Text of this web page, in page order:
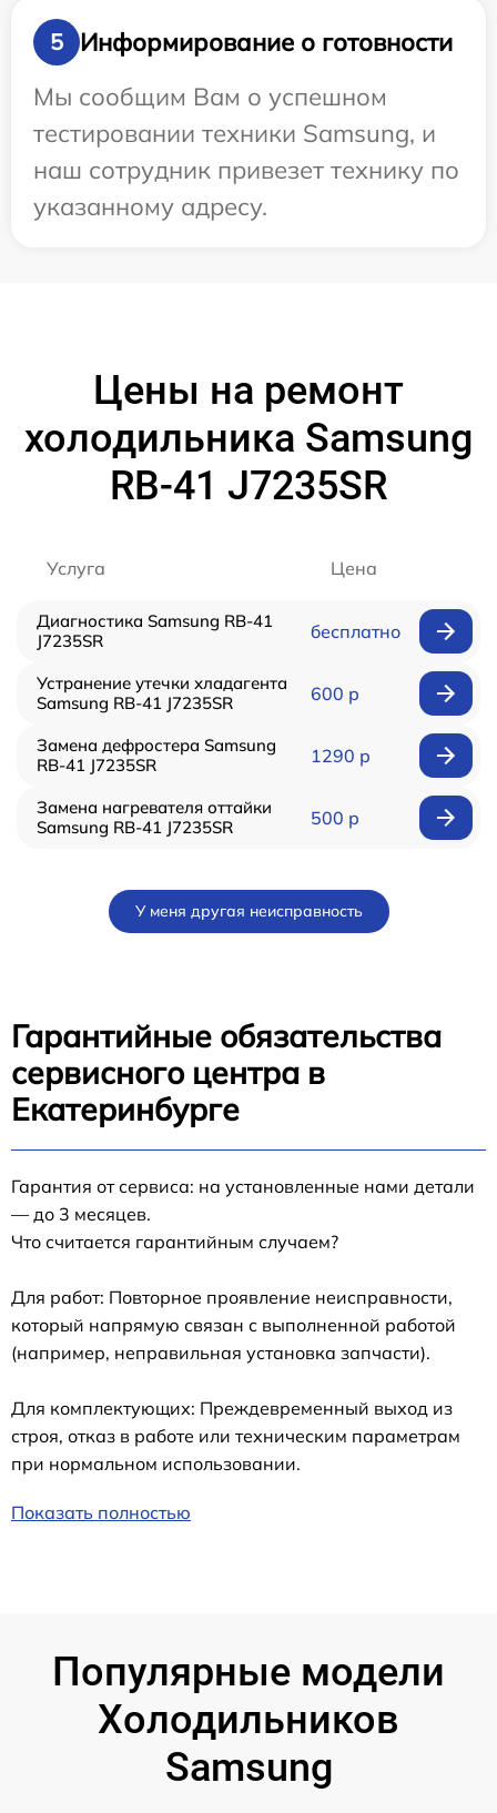
5
Информирование о готовности
Мы сообщим Вам о успешном
тестировании техники Samsung, и
наш сотрудник привезет технику по
указанному адресу.
Цены на ремонт
холодильника Samsung
RB-41 J7235SR
Услуга Цена
Диагностика Samsung RB-41
J7235SR
бесплатно
Устранение утечки хладагента
Samsung RB-41 J7235SR
600 р
Замена дефростера Samsung
RB-41 J7235SR
1290 р
Замена нагревателя оттайки
Samsung RB-41 J7235SR
500 р
У меня другая неисправность
Гарантийные обязательства
сервисного центра в
Екатеринбурге
Гарантия от сервиса: на установленные нами детали
— до 3 месяцев.
Что считается гарантийным случаем?
Для работ: Повторное проявление неисправности,
который напрямую связан с выполненной работой
(например, неправильная установка запчасти).
Для комплектующих: Преждевременный выход из
строя, отказ в работе или техническим параметрам
при нормальном использовании.
Показать полностью
Популярные модели
Холодильников
Samsung